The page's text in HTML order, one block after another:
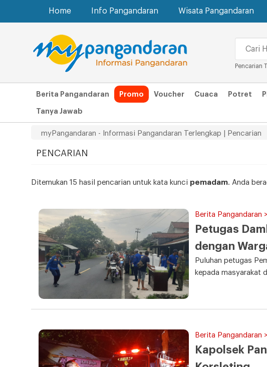
Home Info Pangandaran Wisata Pangandaran
Pencarian
Berita Pangandaran Promo Voucher Cuaca Potret
Tanya Jawab
myPangandaran - Informasi Pangandaran Terlengkap | Pencarian
PENCARIAN
Ditemukan 15 hasil pencarian untuk kata kunci pemadam. Anda
Berita Pangandaran
Petugas
dengan
Puluhan petugas
kepada masyarakat
Berita Pangandaran
Kapolsek